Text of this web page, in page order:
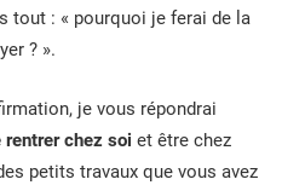
tout : « pourquoi je ferai de la
? ».
je vous répondrai
rentrer chez soi et être chez
petits travaux que vous avez